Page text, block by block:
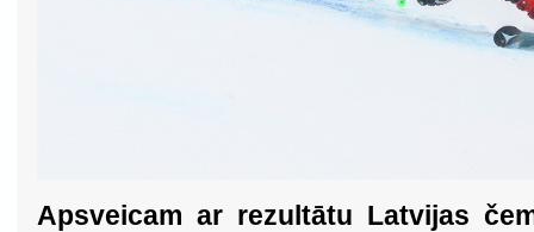
Apsveicam ar rezultātu Latvijas